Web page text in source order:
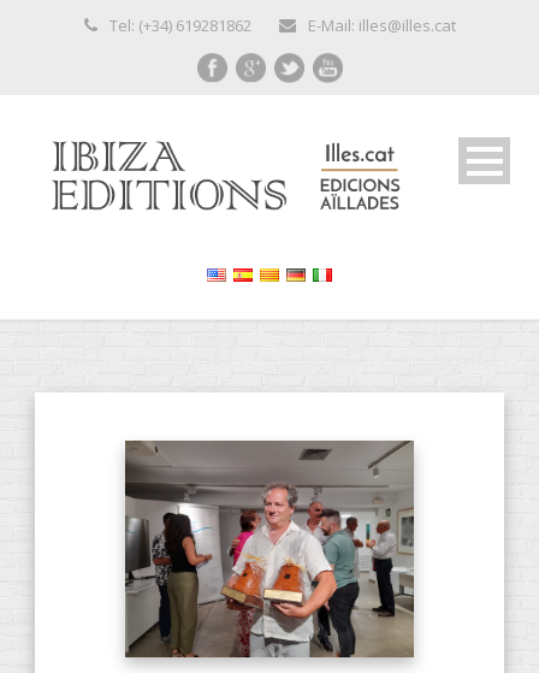
Tel: (+34) 619281862 E-Mail: illes@illes.cat